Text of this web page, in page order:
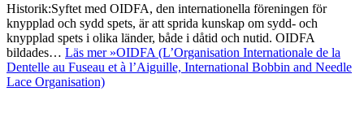
Historik:Syftet med OIDFA, den internationella föreningen för
knypplad och sydd spets, är att sprida kunskap om sydd- och
knypplad spets i olika länder, både i dåtid och nutid. OIDFA
bildades… Läs mer »OIDFA (L’Organisation Internationale de la
Dentelle au Fuseau et à l’Aiguille, International Bobbin and Needle
Lace Organisation)